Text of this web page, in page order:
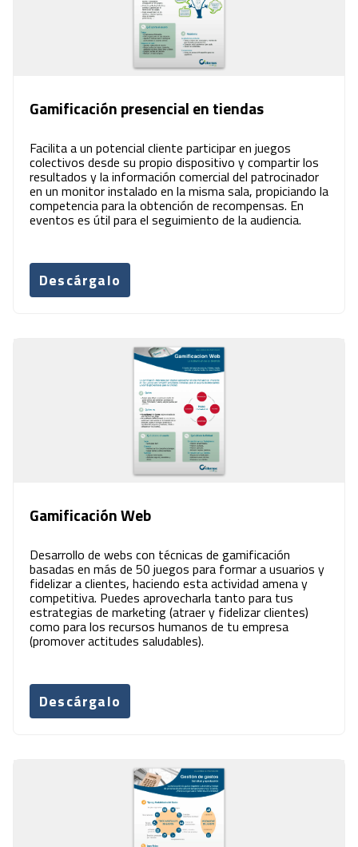
Gamificación presencial en tiendas
Facilita a un potencial cliente participar en juegos
colectivos desde su propio dispositivo y compartir los
resultados y la información comercial del patrocinador
en un monitor instalado en la misma sala, propiciando la
competencia para la obtención de recompensas. En
eventos es útil para el seguimiento de la audiencia.
Descárgalo
Gamificación Web
Desarrollo de webs con técnicas de gamificación
basadas en más de 50 juegos para formar a usuarios y
fidelizar a clientes, haciendo esta actividad amena y
competitiva. Puedes aprovecharla tanto para tus
estrategias de marketing (atraer y fidelizar clientes)
como para los recursos humanos de tu empresa
(promover actitudes saludables).
Descárgalo